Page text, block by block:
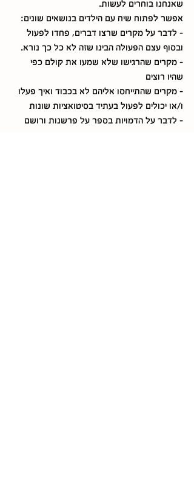
שאנחנו בוחרים לעשות.
אפשר לפתוח שיח עם הילדים בנושאים שונים:
- לדבר על מקרים שרצו דברים, פחדו לפעול
ובסוף עצם הפעולה הבינו שזה לא כל כך נורא.
- מקרים שהרגישו שלא שמעו את קולם כפי
שהיו רוצים
- מקרים שהתייחסו אליהם לא בכבוד ואיך פעלו
ו/או יכולים לפעול בעתיד בסיטואציות שונות
- לדבר על הדמויות בספר על פרשנות ורושם